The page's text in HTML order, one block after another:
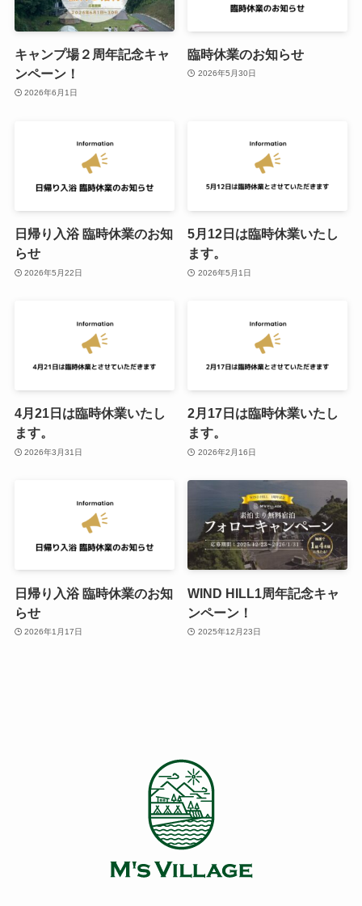
キャンプ場２周年記念キャ
ンペーン！
2026年6月1日
臨時休業のお知らせ
2026年5月30日
日帰り入浴 臨時休業のお知
らせ
2026年5月22日
5月12日は臨時休業いたし
ます。
2026年5月1日
4月21日は臨時休業いたし
ます。
2026年3月31日
2月17日は臨時休業いたし
ます。
2026年2月16日
日帰り入浴 臨時休業のお知
らせ
2026年1月17日
WIND HILL1周年記念キャ
ンペーン！
2025年12月23日